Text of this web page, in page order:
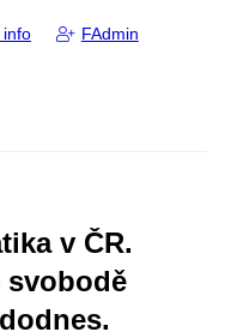
info FAdmin
v ČR.
svobodě